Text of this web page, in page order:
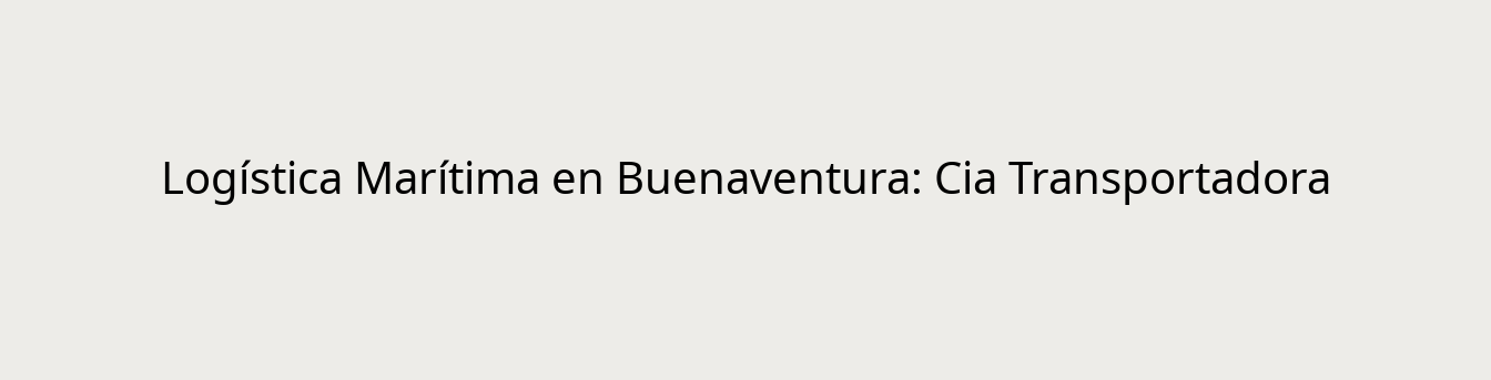
Logística Marítima en Buenaventura: Cia Transportadora